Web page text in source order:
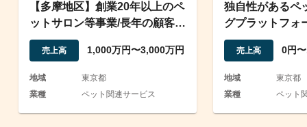
【多摩地区】創業20年以上のペ
ットサロン等事業/長年の顧客多
数/従業員引継ぎ可
売上高 1,000万円〜3,000万円
地域
東京都
業種
ペット関連サービス
独自性があるペ
グプラットフォ
売上高 0円
地域
東京都
業種
ペット